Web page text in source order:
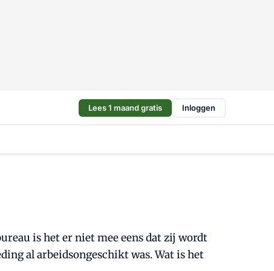
Lees 1 maand gratis Inloggen
is het er niet mee eens dat zij wordt
al arbeidsongeschikt was. Wat is het